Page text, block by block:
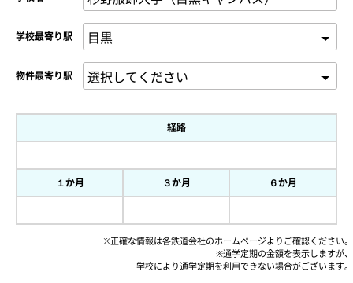
学校最寄り駅
物件最寄り駅
経路
-
１か月 ３か月 ６か月
- - -
※正確な情報は各鉄道会社のホームページよりご確認ください。
※通学定期の金額を表示しますが、
学校により通学定期を利用できない場合がございます。